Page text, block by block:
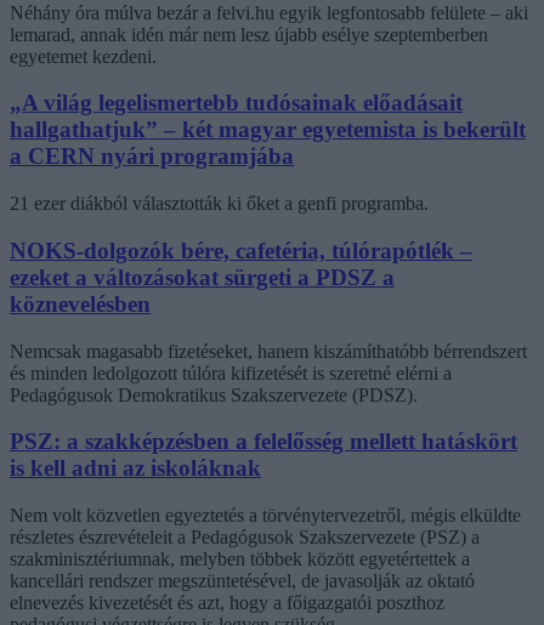
Néhány óra múlva bezár a felvi.hu egyik legfontosabb felülete – aki
lemarad, annak idén már nem lesz újabb esélye szeptemberben
egyetemet kezdeni.
„A világ legelismertebb tudósainak előadásait
hallgathatjuk” – két magyar egyetemista is bekerült
a CERN nyári programjába
21 ezer diákból választották ki őket a genfi programba.
NOKS-dolgozók bére, cafetéria, túlórapótlék –
ezeket a változásokat sürgeti a PDSZ a
köznevelésben
Nemcsak magasabb fizetéseket, hanem kiszámíthatóbb bérrendszert
és minden ledolgozott túlóra kifizetését is szeretné elérni a
Pedagógusok Demokratikus Szakszervezete (PDSZ).
PSZ: a szakképzésben a felelősség mellett hatáskört
is kell adni az iskoláknak
Nem volt közvetlen egyeztetés a törvénytervezetről, mégis elküldte
részletes észrevételeit a Pedagógusok Szakszervezete (PSZ) a
szakminisztériumnak, melyben többek között egyetértettek a
kancellári rendszer megszüntetésével, de javasolják az oktató
elnevezés kivezetését és azt, hogy a főigazgatói poszthoz